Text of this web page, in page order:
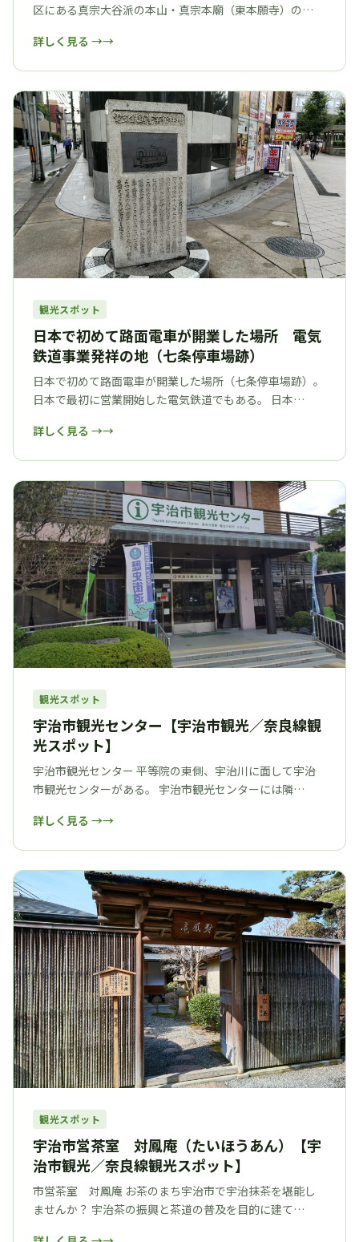
区にある真宗大谷派の本山・真宗本廟（東本願寺）の…
詳しく見る →
観光スポット
日本で初めて路面電車が開業した場所 電気
鉄道事業発祥の地（七条停車場跡）
日本で初めて路面電車が開業した場所（七条停車場跡）。
日本で最初に営業開始した電気鉄道でもある。 日本…
詳しく見る →
観光スポット
宇治市観光センター【宇治市観光／奈良線観
光スポット】
宇治市観光センター 平等院の東側、宇治川に面して宇治
市観光センターがある。 宇治市観光センターには隣…
詳しく見る →
観光スポット
宇治市営茶室 対鳳庵（たいほうあん）【宇
治市観光／奈良線観光スポット】
市営茶室 対鳳庵 お茶のまち宇治市で宇治抹茶を堪能し
ませんか？ 宇治茶の振興と茶道の普及を目的に建て…